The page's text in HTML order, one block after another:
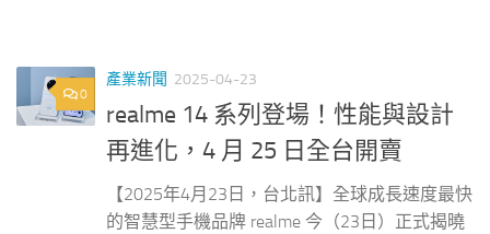
0
產業新聞 2025-04-23
realme 14 系列登場！性能與設計
再進化，4 月 25 日全台開賣
【2025年4月23日，台北訊】全球成長速度最快
的智慧型手機品牌 realme 今（23日）正式揭曉